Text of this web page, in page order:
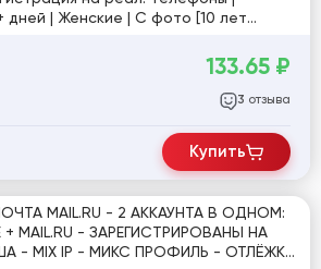
дней | Женские | С фото [10 лет
133.65 ₽
3 отзыва
Купить
MAIL.RU - 2 АККАУНТА В ОДНОМ:
MAIL.RU - ЗАРЕГИСТРИРОВАНЫ НА
- MIX IP - МИКС ПРОФИЛЬ - ОТЛЁЖКА